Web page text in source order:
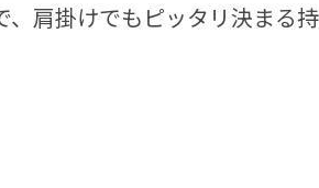
、肩掛けでもピッタリ決まる持